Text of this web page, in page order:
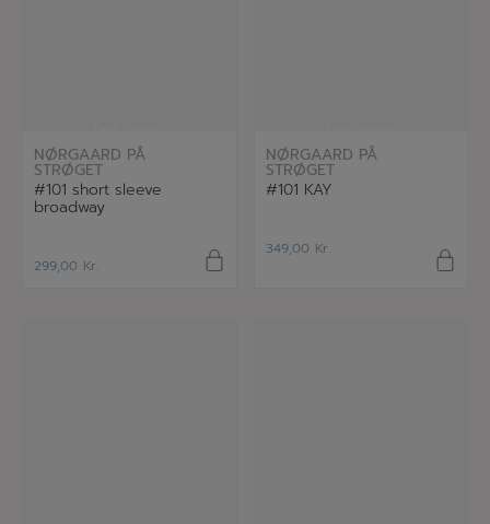
NØRGAARD PÅ
STRØGET
#101 short sleeve
broadway
299,00 Kr.
NØRGAARD PÅ
STRØGET
#101 KAY
349,00 Kr.